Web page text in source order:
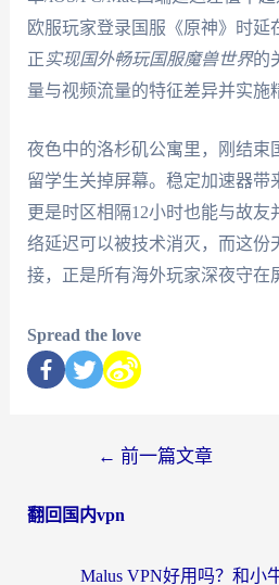
欧服玩家登录国服《原神》时延
正实现国外畅玩国服魔兽世界的
量与视频流量的特征差异并实施
夜色中的洛杉矶公寓里，刚结束
留学生关掉屏幕。稳定加速器带
更是时区相隔12小时也能与故友
络延迟可以被技术消灭，而这份
接，正是所有海外玩家深夜守在
Spread the love
← 前一篇文章
翻回国内vpn